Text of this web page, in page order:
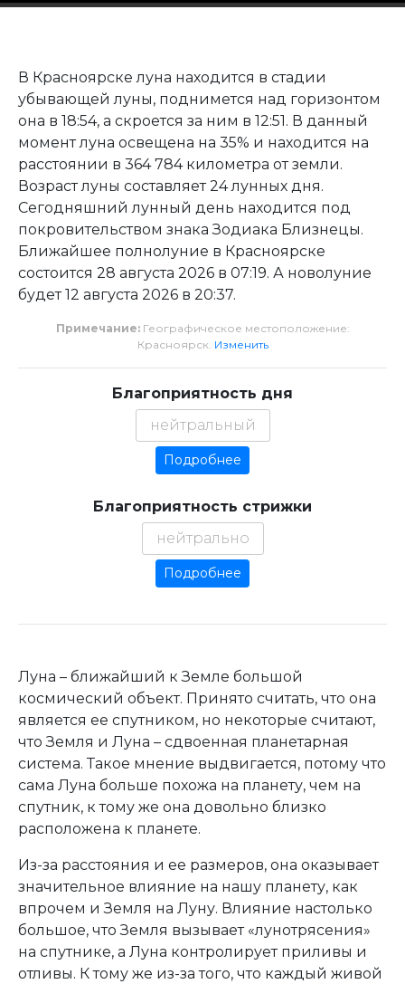
В Красноярске луна находится в стадии
убывающей луны, поднимется над горизонтом
она в 18:54, а скроется за ним в 12:51. В данный
момент луна освещена на 35% и находится на
расстоянии в 364 784 километра от земли.
Возраст луны составляет 24 лунных дня.
Сегодняшний лунный день находится под
покровительством знака Зодиака Близнецы.
Ближайшее полнолуние в Красноярске
состоится 28 августа 2026 в 07:19. А новолуние
будет 12 августа 2026 в 20:37.
Примечание: Географическое местоположение:
Красноярск. Изменить
Благоприятность дня
нейтральный
Подробнее
Благоприятность стрижки
нейтрально
Подробнее
Луна – ближайший к Земле большой
космический объект. Принято считать, что она
является ее спутником, но некоторые считают,
что Земля и Луна – сдвоенная планетарная
система. Такое мнение выдвигается, потому что
сама Луна больше похожа на планету, чем на
спутник, к тому же она довольно близко
расположена к планете.
Из-за расстояния и ее размеров, она оказывает
значительное влияние на нашу планету, как
впрочем и Земля на Луну. Влияние настолько
большое, что Земля вызывает «лунотрясения»
на спутнике, а Луна контролирует приливы и
отливы. К тому же из-за того, что каждый живой